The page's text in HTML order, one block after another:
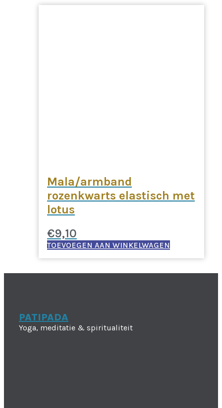
Mala/armband
rozenkwarts elastisch met
lotus
€9,10
TOEVOEGEN AAN WINKELWAGEN
PATIPADA
Yoga, meditatie & spiritualiteit